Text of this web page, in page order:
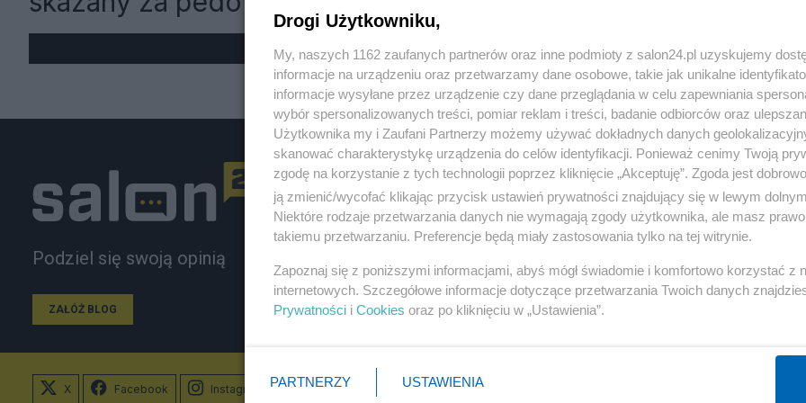
« WRÓĆ DO NOTKI
Podziel się swoją opinią
ZAŁÓŻ BLOG
Polityka
Rosja
PiS
Prezydent
NATO
Gospodarka
Biznes
Pieniądze
Inwestycje
Podatki
X Facebook Instagram
Drogi Użytkowniku,
My, naszych 1162 zaufanych partnerów oraz inne podmioty z salon24.pl uzyskujemy
informacje na urządzeniu oraz przetwarzamy dane osobowe, takie jak unikalne
informacje wysyłane przez urządzenie czy dane przeglądania w celu zapewniania
wybór spersonalizowanych treści, pomiar reklam i treści, badanie odbiorców oraz
Użytkownika my i Zaufani Partnerzy możemy używać dokładnych danych
skanować charakterystykę urządzenia do celów identyfikacji. Ponieważ cenimy Twoją
zgodę na korzystanie z tych technologii poprzez kliknięcie „Akceptuję”. Zgoda jest
ją zmienić/wycofać klikając przycisk ustawień prywatności znajdujący się w lewym
Niektóre rodzaje przetwarzania danych nie wymagają zgody użytkownika, ale masz
takiemu przetwarzaniu. Preferencje będą miały zastosowania tylko na tej witrynie.
Zapoznaj się z poniższymi informacjami, abyś mógł świadomie i komfortowo korzystać z
internetowych. Szczegółowe informacje dotyczące przetwarzania Twoich danych
Prywatności i Cookies oraz po kliknięciu w „Ustawienia”.
PARTNERZY USTAWIENIA